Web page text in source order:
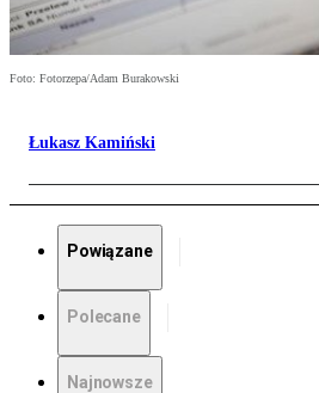
Foto: Fotorzepa/Adam Burakowski
Łukasz Kamiński
Powiązane
Polecane
Najnowsze